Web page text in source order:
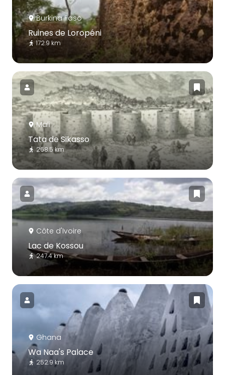
Burkina Faso
Ruines de Loropéni
172.9 km
Mali
Tata de Sikasso
268.5 km
Côte d'Ivoire
Lac de Kossou
247.4 km
Ghana
Wa Naa's Palace
252.9 km